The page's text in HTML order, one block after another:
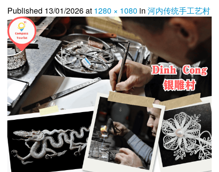
Published 13/01/2026at 1280 × 1080 in 河内传统手工艺村